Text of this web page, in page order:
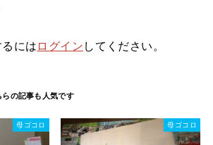
には ログイン してください。
母ゴコロ 母ゴコロ